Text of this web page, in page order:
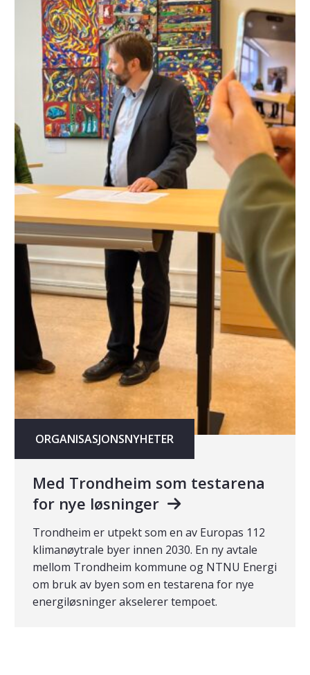
ORGANISASJONSNYHETER
Med Trondheim som testarena
for nye løsninger
Trondheim er utpekt som en av Europas 112
klimanøytrale byer innen 2030. En ny avtale
mellom Trondheim kommune og NTNU Energi
om bruk av byen som en testarena for nye
energiløsninger akselerer tempoet.